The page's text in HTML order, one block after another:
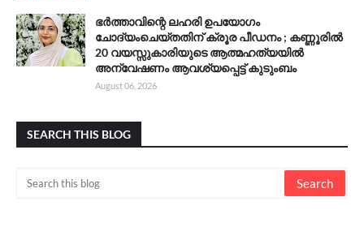
ഭർത്താവിന്റെ ലഹരി ഉപയോഗം
ചോദ്യംചെയ്തതിന് ക്രൂര പീഡനം ; കണ്ണൂരിൽ
20 വയസ്സുകാരിയുടെ ആത്മഹത്യയിൽ
അന്വേഷണം ആവശ്യപ്പെട്ട് കുടുംബം
August 06, 2026
SEARCH THIS BLOG